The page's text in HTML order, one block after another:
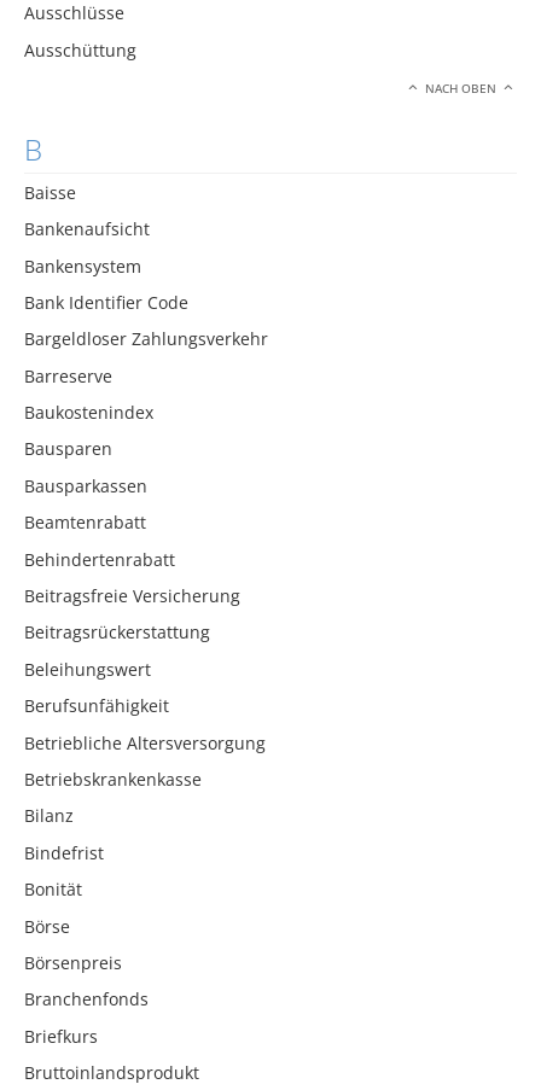
Ausschlüsse
Ausschüttung
NACH OBEN
B
Baisse
Bankenaufsicht
Bankensystem
Bank Identifier Code
Bargeldloser Zahlungsverkehr
Barreserve
Baukostenindex
Bausparen
Bausparkassen
Beamtenrabatt
Behindertenrabatt
Beitragsfreie Versicherung
Beitragsrückerstattung
Beleihungswert
Berufsunfähigkeit
Betriebliche Altersversorgung
Betriebskrankenkasse
Bilanz
Bindefrist
Bonität
Börse
Börsenpreis
Branchenfonds
Briefkurs
Bruttoinlandsprodukt